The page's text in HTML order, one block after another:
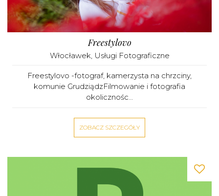
Freestylovo
Włocławek, Usługi Fotograficzne
Freestylovo -fotograf, kamerzysta na chrzciny,
komunie GrudziądzFilmowanie i fotografia
okolicznośc...
ZOBACZ SZCZEGÓŁY